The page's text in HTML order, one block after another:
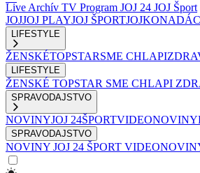
Live Archív TV Program JOJ 24 JOJ Šport
JOJJOJ PLAYJOJ ŠPORTJOJKO
LIFESTYLE
ŽENSKÉTOPSTARSME CHLAPI
LIFESTYLE
ŽENSKÉ TOPSTAR SME CHLAPI
SPRAVODAJSTVO
NOVINYJOJ 24ŠPORTVIDEONOVINY
SPRAVODAJSTVO
NOVINY JOJ 24 ŠPORT